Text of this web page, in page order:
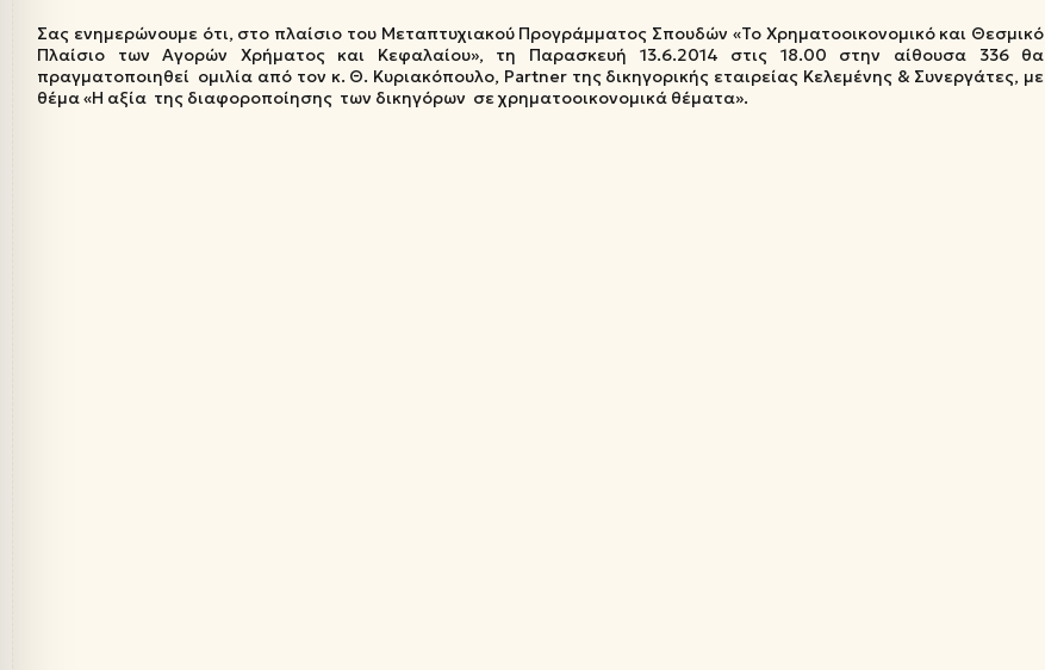
Σας ενημερώνουμε ότι, στο πλαίσιο του Μεταπτυχιακού Προγράμματος Σπουδών «Το Χρηματοοικονομικό και Θεσμικό
Πλαίσιο των Αγορών Χρήματος και Κεφαλαίου», τη Παρασκευή 13.6.2014 στις 18.00 στην αίθουσα 336 θα
πραγματοποιηθεί ομιλία από τον κ. Θ. Κυριακόπουλο, Partner της δικηγορικής εταιρείας Κελεμένης & Συνεργάτες, με
θέμα «Η αξία της διαφοροποίησης των δικηγόρων σε χρηματοοικονομικά θέματα».